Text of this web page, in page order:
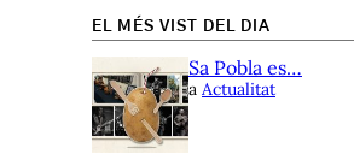
EL MÉS VIST DEL DIA
Sa Pobla es…
a Actualitat